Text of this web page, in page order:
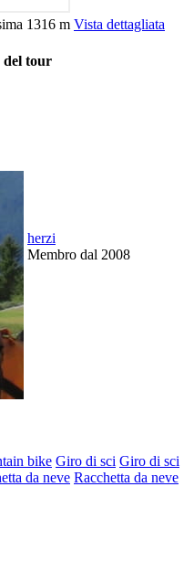
1316 m Vista dettagliata
del tour
herzi
Membro dal 2008
bike Giro di sci Giro di sci
da neve Racchetta da neve